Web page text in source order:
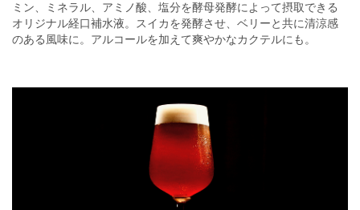
ミン、ミネラル、アミノ酸、塩分を酵母発酵によって摂取できる
オリジナル経口補水液。スイカを発酵させ、ベリーと共に清涼感
のある風味に。アルコールを加えて爽やかなカクテルにも。